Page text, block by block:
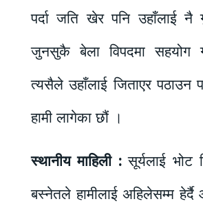
पर्दा जति खेर पनि उहाँलाई नै
जुनसुकै बेला विपदमा सहयोग
त्यसैले उहाँलाई जिताएर पठाउन
हामी लागेका छौं ।
स्थानीय माहिली :सूर्यलाई
बस्नेतले हामीलाई अहिलेसम्म